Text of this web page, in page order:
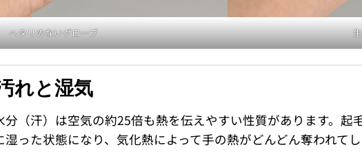
ヘタリのないグローブ
れと湿気
分（汗）は空気の約25倍も熱を伝えやすい性質があります。起
った状態になり、気化熱によって手の熱がどんどん奪われてし